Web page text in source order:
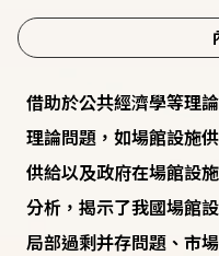
借助於公共經濟學等理
理論問題，如場館設施
供給以及政府在場館設
分析，揭示了我國場館
局部過剩并存問題、市